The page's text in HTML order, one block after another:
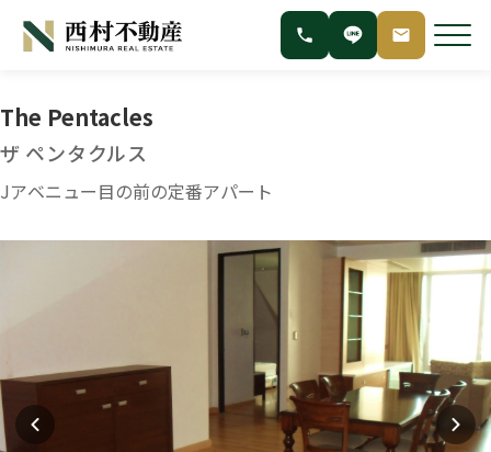
The Pentacles
ザ ペンタクルス
Jアベニュー目の前の定番アパート